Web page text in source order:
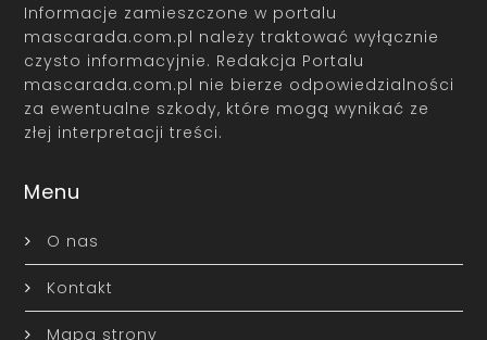
Informacje zamieszczone w portalu
mascarada.com.pl należy traktować wyłącznie
czysto informacyjnie. Redakcja Portalu
mascarada.com.pl nie bierze odpowiedzialności
za ewentualne szkody, które mogą wynikać ze
złej interpretacji treści.
Menu
O nas
Kontakt
Mapa strony